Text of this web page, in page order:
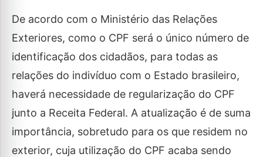
De acordo com o Ministério das Relações
Exteriores, como o CPF será o único número de
identificação dos cidadãos, para todas as
relações do indivíduo com o Estado brasileiro,
haverá necessidade de regularização do CPF
junto a Receita Federal. A atualização é de suma
importância, sobretudo para os que residem no
exterior, cuja utilização do CPF acaba sendo